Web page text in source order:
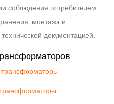
соблюдения потребителем
монтажа и
технической документацией.